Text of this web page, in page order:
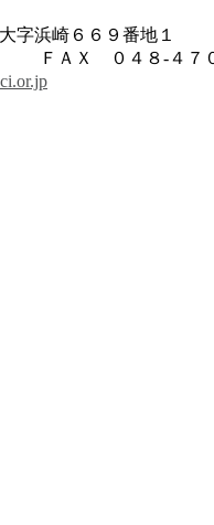
字浜崎６６９番地１
ＦＡＸ ０４８-４７